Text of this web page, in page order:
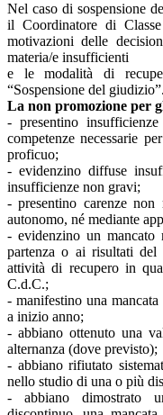
Nel caso di sospensione
il Coordinatore di
motivazioni delle
materia/e insufficienti
e le modalità di
“Sospensione del giudizio”.
La non promozione per
- presentino
competenze necessarie
proficuo;
- evidenzino diffuse
insufficienze non gravi;
- presentino carenze
autonomo, né mediante
- evidenzino un mancato
partenza o ai risultati del
attività di recupero in
C.d.C.;
- manifestino una
a inizio anno;
- abbiano ottenuto una
alternanza (dove previsto);
- abbiano rifiutato
nello studio di una o più
- abbiano dimostrato